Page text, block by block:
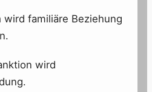
wird familiäre Beziehung
wird